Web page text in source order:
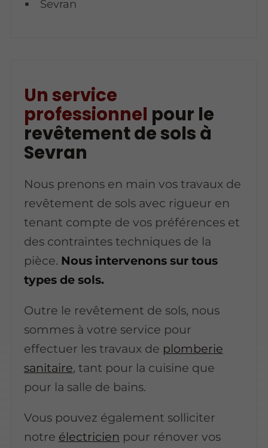
Sevran
Un service
professionnel pour le
revêtement de sols à
Sevran
Nous prenons en main vos travaux de
revêtement de sols avec rigueur en
tenant compte de vos préférences et
des contraintes techniques de la
pièce. Nous intervenons sur tous
types de sols.
Outre le revêtement de sols, nous
sommes à votre service pour
effectuer les travaux de plomberie
sanitaire, tant pour la cuisine que
pour la salle de bains.
Vous pouvez également solliciter
notre électricien pour rénover vos